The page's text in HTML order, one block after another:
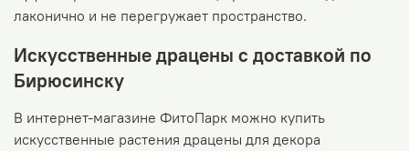
лаконично и не перегружает пространство.
Искусственные драцены с доставкой по
Бирюсинску
В интернет-магазине ФитоПарк можно купить
искусственные растения драцены для декора